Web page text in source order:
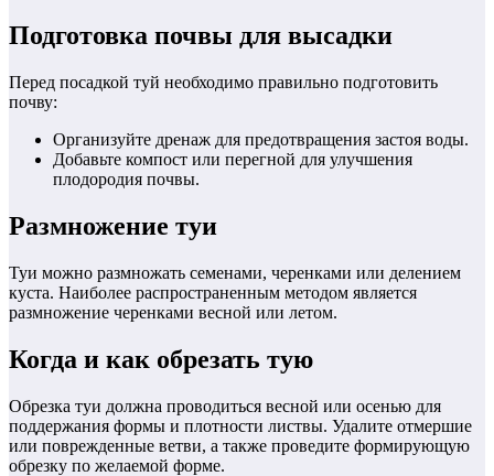
Подготовка почвы для высадки
Перед посадкой туй необходимо правильно подготовить
почву:
Организуйте дренаж для предотвращения застоя воды.
Добавьте компост или перегной для улучшения
плодородия почвы.
Размножение туи
Туи можно размножать семенами, черенками или делением
куста. Наиболее распространенным методом является
размножение черенками весной или летом.
Когда и как обрезать тую
Обрезка туи должна проводиться весной или осенью для
поддержания формы и плотности листвы. Удалите отмершие
или поврежденные ветви, а также проведите формирующую
обрезку по желаемой форме.